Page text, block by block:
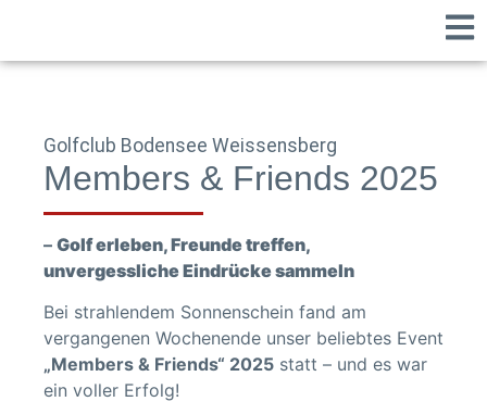
Golfclub Bodensee Weissensberg
Members & Friends 2025
– Golf erleben, Freunde treffen,
unvergessliche Eindrücke sammeln
Bei strahlendem Sonnenschein fand am
vergangenen Wochenende unser beliebtes Event
„Members & Friends“ 2025 statt – und es war
ein voller Erfolg!